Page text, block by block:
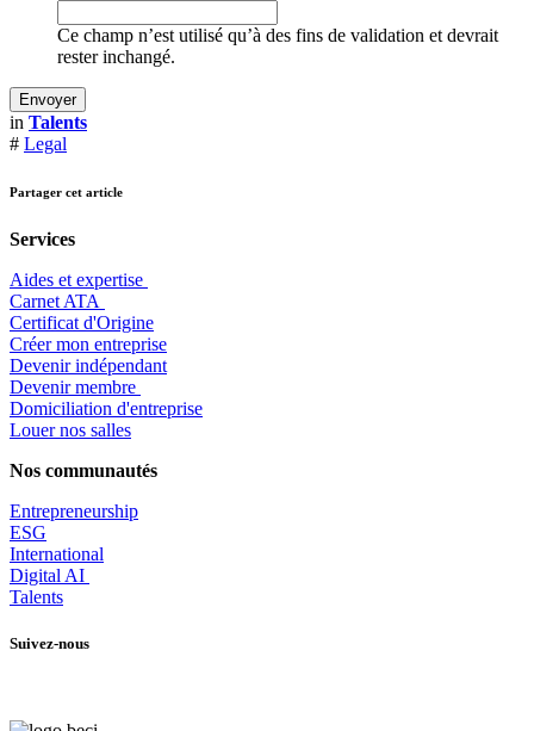
Ce champ n’est utilisé qu’à des fins de validation et devrait
rester inchangé.
in Talents
# Legal
Partager cet article
Services
Aides et expertise
​Carnet ATA
Certificat d'Origine
Créer mon entreprise
Devenir indépendant
Devenir membre
​Domiciliation d'entreprise
Louer nos salles
Nos communautés
Entrepreneurship
ESG
International
Digital AI
Talents
Suivez-nous